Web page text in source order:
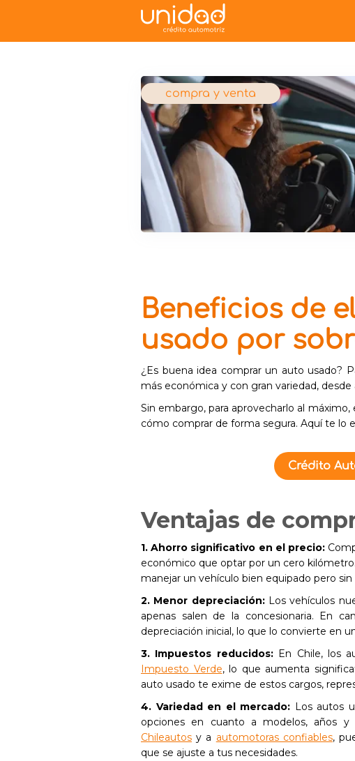
compra y venta
Beneficios de
usado por
¿Es buena idea comprar un auto usado?
más económica y con gran variedad,
Sin embargo, para aprovecharlo al
cómo comprar de forma segura. Aquí te lo
Crédito
Ventajas de
1. Ahorro significativo en el precio:
económico que optar por un cero
manejar un vehículo bien equipado pero
2. Menor depreciación: Los vehículos
apenas salen de la concesionaria. En
depreciación inicial, lo que lo convierte en
3. Impuestos reducidos: En Chile, los
Impuesto Verde, lo que aumenta
auto usado te exime de estos cargos,
4. Variedad en el mercado: Los autos
opciones en cuanto a modelos, años y
Chileautos y a automotoras confiables,
que se ajuste a tus necesidades.